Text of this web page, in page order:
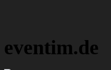
eventim.de